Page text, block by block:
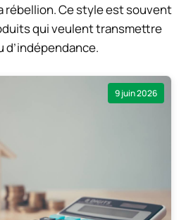
rébellion. Ce style est souvent
qui veulent transmettre
d’indépendance.
9 juin 2026